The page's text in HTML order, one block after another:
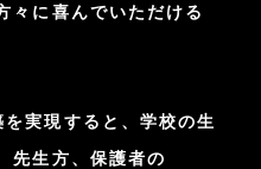
々に喜んでいただける
実現すると、学校の生
先生方、保護者の